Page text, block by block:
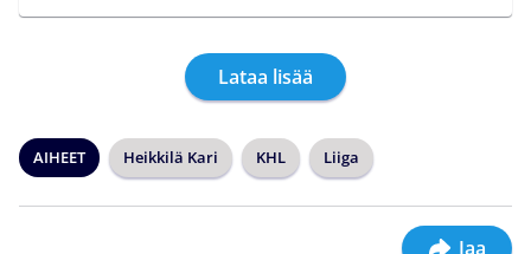
Lataa lisää
AIHEET Heikkilä Kari KHL Liiga
Jaa